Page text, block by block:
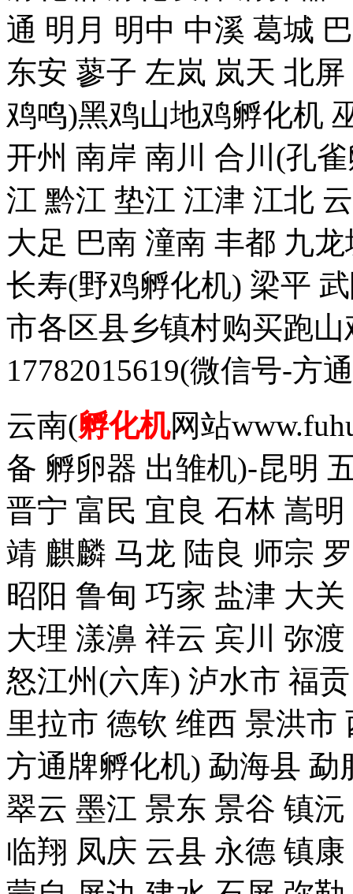
通 明月 明中 中溪 葛城
东安 蓼子 左岚 岚天 北
鸡鸣)黑鸡山地鸡孵化机
开州 南岸 南川 合川(孔
江 黔江 垫江 江津 江北
大足 巴南 潼南 丰都 九
长寿(野鸡孵化机) 梁平
市各区县乡镇村购买跑
17782015619(微信号-方
云南(孵化机网站
备 孵卵器 出雏机)-昆明
晋宁 富民 宜良 石林 嵩
靖 麒麟 马龙 陆良 师宗
昭阳 鲁甸 巧家 盐津 大
大理 漾濞 祥云 宾川 弥
怒江州(六库) 泸水市 福
里拉市 德钦 维西 景洪
方通牌孵化机) 勐海县
翠云 墨江 景东 景谷 镇
临翔 凤庆 云县 永德 镇